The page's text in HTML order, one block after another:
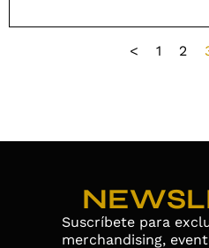
< 1 2
Suscríbete para
merchandising,